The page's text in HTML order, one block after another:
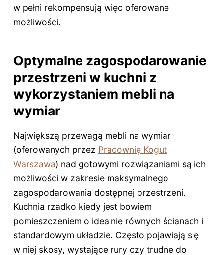
w pełni rekompensują więc oferowane
możliwości.
Optymalne zagospodarowanie
przestrzeni w kuchni z
wykorzystaniem mebli na
wymiar
Największą przewagą mebli na wymiar
(oferowanych przez Pracownię Kogut
Warszawa) nad gotowymi rozwiązaniami są ich
możliwości w zakresie maksymalnego
zagospodarowania dostępnej przestrzeni.
Kuchnia rzadko kiedy jest bowiem
pomieszczeniem o idealnie równych ścianach i
standardowym układzie. Często pojawiają się
w niej skosy, wystające rury czy trudne do